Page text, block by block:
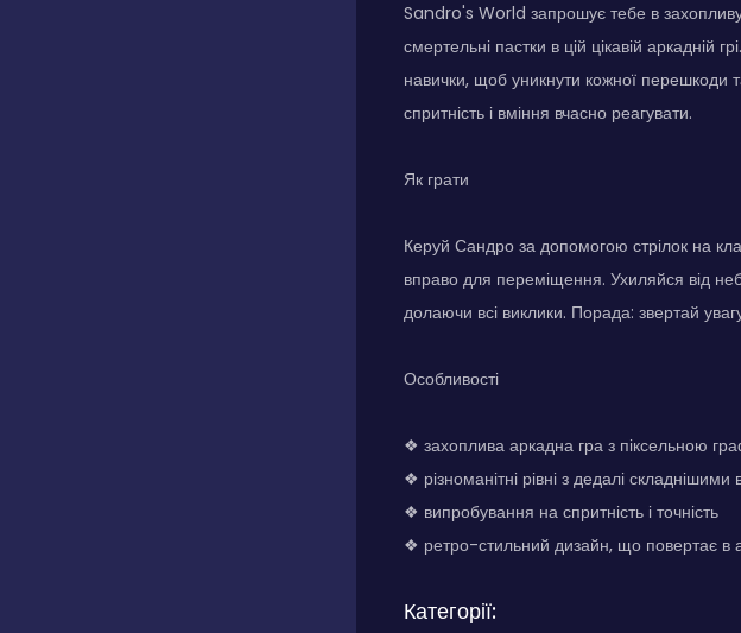
Sandro's World запрошує тебе в
смертельні пастки в цій цікавій аркадній
навички, щоб уникнути кожної перешкоди
спритність і вміння вчасно реагувати.
Як грати
Керуй Сандро за допомогою стрілок на
вправо для переміщення. Ухиляйся від
долаючи всі виклики. Порада: звертай
Особливості
❖ захоплива аркадна гра з піксельною
❖ різноманітні рівні з дедалі складнішими
❖ випробування на спритність і точність
❖ ретро-стильний дизайн, що повертає в
Категорії: